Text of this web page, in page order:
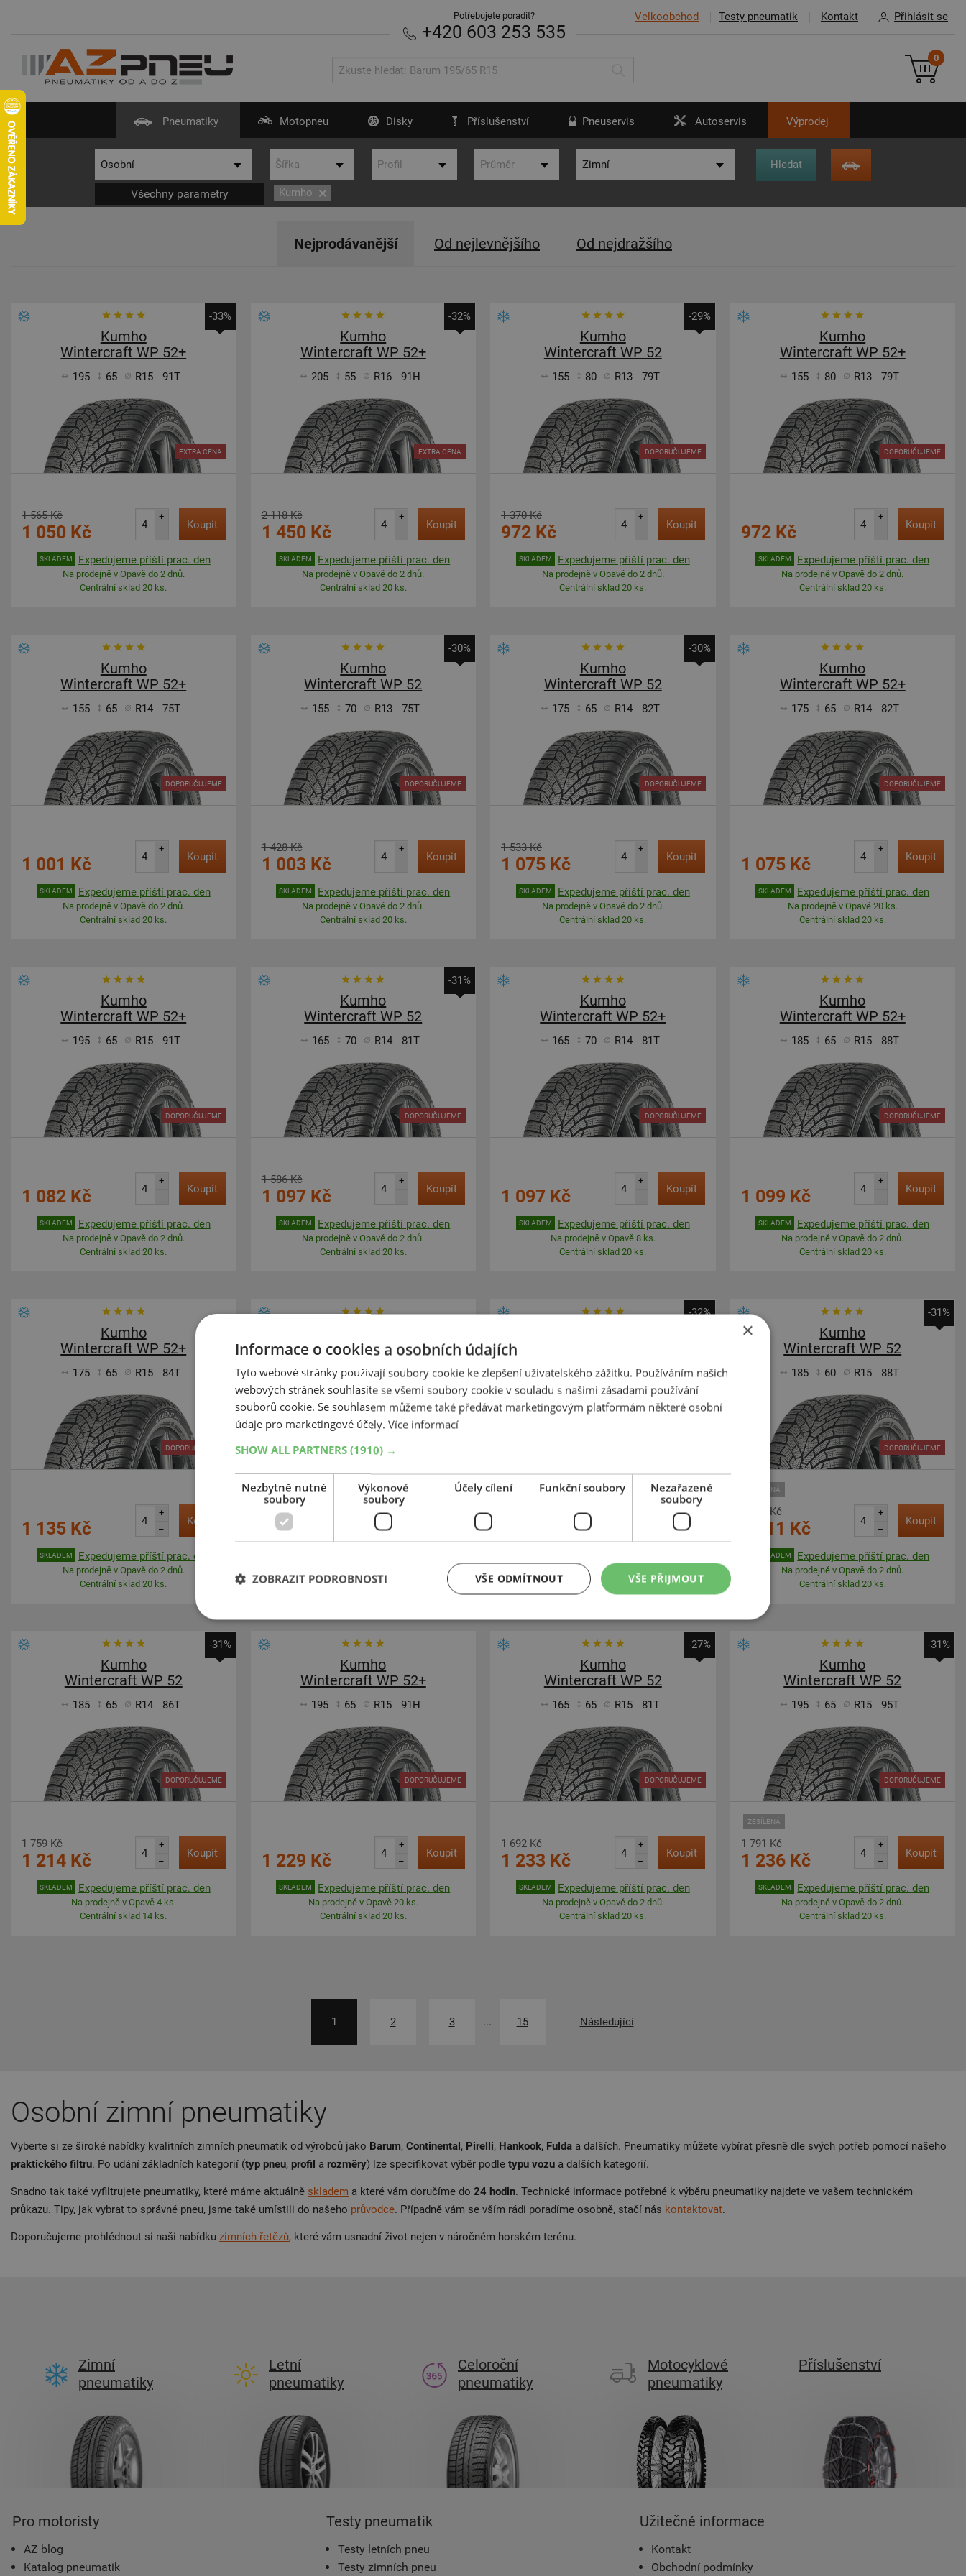
Velkoobchod Testy pneumatik Kontakt Přihlásit se
Potřebujete poradit?
+420 603 253 535
0
Pneumatiky Motopneu Disky Příslušenství Pneuservis Autoservis Výprodej
Všechny parametry Kumho
Nejprodávanější Od nejlevnějšího Od nejdražšího
-33%
Kumho
Wintercraft WP 52+
195 65 R15 91T
EXTRA CENA
1 565 Kč
1 050 Kč
+
–
Koupit
SKLADEM Expedujeme příští prac. den
Na prodejně v Opavě do 2 dnů.
Centrální sklad 20 ks.
-32%
Kumho
Wintercraft WP 52+
205 55 R16 91H
EXTRA CENA
2 118 Kč
1 450 Kč
+
–
Koupit
SKLADEM Expedujeme příští prac. den
Na prodejně v Opavě do 2 dnů.
Centrální sklad 20 ks.
-29%
Kumho
Wintercraft WP 52
155 80 R13 79T
DOPORUČUJEME
1 370 Kč
972 Kč
+
–
Koupit
SKLADEM Expedujeme příští prac. den
Na prodejně v Opavě do 2 dnů.
Centrální sklad 20 ks.
Kumho
Wintercraft WP 52+
155 80 R13 79T
DOPORUČUJEME
972 Kč
+
–
Koupit
SKLADEM Expedujeme příští prac. den
Na prodejně v Opavě do 2 dnů.
Centrální sklad 20 ks.
Kumho
Wintercraft WP 52+
155 65 R14 75T
DOPORUČUJEME
1 001 Kč
+
–
Koupit
SKLADEM Expedujeme příští prac. den
Na prodejně v Opavě do 2 dnů.
Centrální sklad 20 ks.
-30%
Kumho
Wintercraft WP 52
155 70 R13 75T
DOPORUČUJEME
1 428 Kč
1 003 Kč
+
–
Koupit
SKLADEM Expedujeme příští prac. den
Na prodejně v Opavě do 2 dnů.
Centrální sklad 20 ks.
-30%
Kumho
Wintercraft WP 52
175 65 R14 82T
DOPORUČUJEME
1 533 Kč
1 075 Kč
+
–
Koupit
SKLADEM Expedujeme příští prac. den
Na prodejně v Opavě do 2 dnů.
Centrální sklad 20 ks.
Kumho
Wintercraft WP 52+
175 65 R14 82T
DOPORUČUJEME
1 075 Kč
+
–
Koupit
SKLADEM Expedujeme příští prac. den
Na prodejně v Opavě 20 ks.
Centrální sklad 20 ks.
Kumho
Wintercraft WP 52+
195 65 R15 91T
DOPORUČUJEME
1 082 Kč
+
–
Koupit
SKLADEM Expedujeme příští prac. den
Na prodejně v Opavě do 2 dnů.
Centrální sklad 20 ks.
-31%
Kumho
Wintercraft WP 52
165 70 R14 81T
DOPORUČUJEME
1 586 Kč
1 097 Kč
+
–
Koupit
SKLADEM Expedujeme příští prac. den
Na prodejně v Opavě do 2 dnů.
Centrální sklad 20 ks.
Kumho
Wintercraft WP 52+
165 70 R14 81T
DOPORUČUJEME
1 097 Kč
+
–
Koupit
SKLADEM Expedujeme příští prac. den
Na prodejně v Opavě 8 ks.
Centrální sklad 20 ks.
Kumho
Wintercraft WP 52+
185 65 R15 88T
DOPORUČUJEME
1 099 Kč
+
–
Koupit
SKLADEM Expedujeme příští prac. den
Na prodejně v Opavě do 2 dnů.
Centrální sklad 20 ks.
Kumho
Wintercraft WP 52+
175 65 R15 84T
DOPORUČUJEME
1 135 Kč
+
–
Koupit
SKLADEM Expedujeme příští prac. den
Na prodejně v Opavě do 2 dnů.
Centrální sklad 20 ks.
Wintercraft WP 52+
185 60 R15 84T
1 186 Kč
Centrální sklad 20 ks.
-32%
185 65 R14 86T
Koupit
Na prodejně v Opavě do 2 dnů.
Centrální sklad 20 ks.
-31%
Kumho
Wintercraft WP 52
185 60 R15 88T
ZESÍLENÁ
DOPORUČUJEME
1 755 Kč
1 211 Kč
+
–
Koupit
SKLADEM Expedujeme příští prac. den
Na prodejně v Opavě do 2 dnů.
Centrální sklad 20 ks.
-31%
Kumho
Wintercraft WP 52
185 65 R14 86T
DOPORUČUJEME
1 759 Kč
1 214 Kč
+
–
Koupit
SKLADEM Expedujeme příští prac. den
Na prodejně v Opavě 4 ks.
Centrální sklad 14 ks.
Kumho
Wintercraft WP 52+
195 65 R15 91H
DOPORUČUJEME
1 229 Kč
+
–
Koupit
SKLADEM Expedujeme příští prac. den
Na prodejně v Opavě 20 ks.
Centrální sklad 20 ks.
-27%
Kumho
Wintercraft WP 52
165 65 R15 81T
DOPORUČUJEME
1 692 Kč
1 233 Kč
+
–
Koupit
SKLADEM Expedujeme příští prac. den
Na prodejně v Opavě do 2 dnů.
Centrální sklad 20 ks.
-31%
Kumho
Wintercraft WP 52
195 65 R15 95T
ZESÍLENÁ
DOPORUČUJEME
1 791 Kč
1 236 Kč
+
–
Koupit
SKLADEM Expedujeme příští prac. den
Na prodejně v Opavě do 2 dnů.
Centrální sklad 20 ks.
1 2 3 ... 15 Následující
Osobní zimní pneumatiky
Vyberte si ze široké nabídky kvalitních zimních pneumatik od výrobců jako Barum, Continental, Pirelli, Hankook, Fulda a dalších. Pneumatiky můžete vybírat přesně dle svých potřeb pomocí našeho
praktického filtru. Po udání základních kategorií (typ pneu, profil a rozměry) lze specifikovat výběr podle typu vozu a dalších kategorií.
Snadno tak také vyfiltrujete pneumatiky, které máme aktuálně skladem a které vám doručíme do 24 hodin. Technické informace potřebné k výběru pneumatiky najdete ve vašem technickém
průkazu. Tipy, jak vybrat to správné pneu, jsme také umístili do našeho průvodce. Případně vám se vším rádi poradíme osobně, stačí nás kontaktovat.
Doporučujeme prohlédnout si naši nabídku zimních řetězů, které vám usnadní život nejen v náročném horském terénu.
Zimní
pneumatiky
Letní
pneumatiky
Celoroční
pneumatiky
Motocyklové
pneumatiky
Příslušenství
Pro motoristy
AZ blog
Katalog pneumatik
Testy pneumatik
Testy letních pneu
Testy zimních pneu
Užitečné informace
Kontakt
Obchodní podmínky
×
Informace o cookies a osobních údajích
Tyto webové stránky používají soubory cookie ke zlepšení uživatelského zážitku. Používáním našich
webových stránek souhlasíte se všemi soubory cookie v souladu s našimi zásadami používání
souborů cookie. Se souhlasem můžeme také předávat marketingovým platformám některé osobní
údaje pro marketingové účely. Více informací
SHOW ALL PARTNERS (1910) →
Nezbytně nutné
soubory
Výkonové
soubory
Účely cílení Funkční soubory
Nezařazené
soubory
VŠE PŘIJMOUT
VŠE ODMÍTNOUT
ZOBRAZIT PODROBNOSTI